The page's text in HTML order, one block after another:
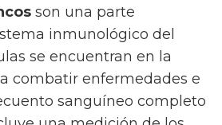
son una parte
inmunológico del
se encuentran en la
combatir enfermedades e
sanguíneo completo